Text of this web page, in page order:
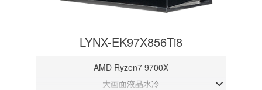
LYNX-EK97X856Ti8
AMD Ryzen7 9700X
大画面液晶水冷